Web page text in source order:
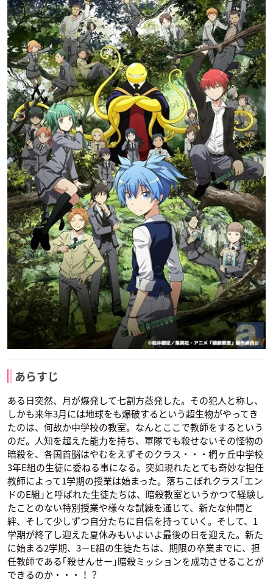
あらすじ
ある日突然、月が爆発して七割方蒸発した。その犯人と称し、
しかも来年3月には地球をも爆破するという超生物がやってき
たのは、何故か中学校の教室。なんとここで教師をするという
のだ。人知を超えた能力を持ち、軍隊でも殺せないその怪物の
暗殺を、各国首脳はやむをえずそのクラス・・・椚ヶ丘中学校
3年E組の生徒に委ねる事になる。突如現れたとても奇妙な担任
教師によって1学期の授業は始まった。落ちこぼれクラス｢エン
ドのE組｣と呼ばれた生徒たちは、暗殺教室というかつて経験し
たことのない特別授業や様々な試練を通じて、新たな仲間と
絆、そして少しずつ自分たちに自信を持っていく。そして、1
学期が終了し迎えた夏休みもいよいよ最後の日を迎えた。新た
に始まる2学期、3−E組の生徒たちは、期限の卒業までに、担
任教師である｢殺せんせー｣暗殺ミッションを成功させることが
できるのか・・・！？